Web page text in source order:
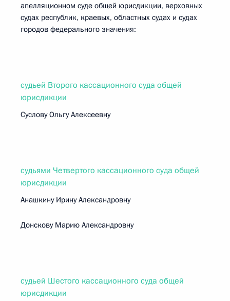
апелляционном суде общей юрисдикции, верховных
судах республик, краевых, областных судах и судах
городов федерального значения:
судьей Второго кассационного суда общей
юрисдикции
Суслову Ольгу Алексеевну
судьями Четвертого кассационного суда общей
юрисдикции
Анашкину Ирину Александровну
Донскову Марию Александровну
судьей Шестого кассационного суда общей
юрисдикции